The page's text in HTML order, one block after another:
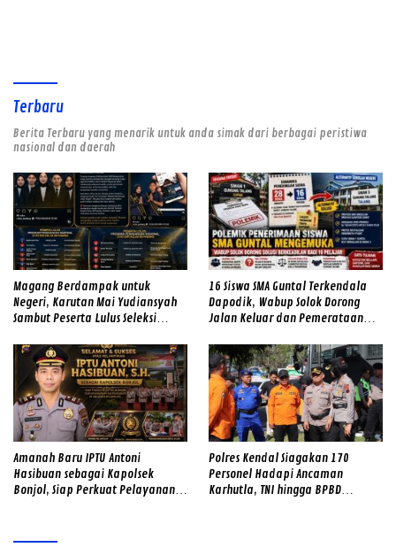
Terbaru
Berita Terbaru yang menarik untuk anda simak dari berbagai peristiwa
nasional dan daerah
Magang Berdampak untuk
Negeri, Karutan Mai Yudiansyah
Sambut Peserta Lulus Seleksi
Padang
16 Siswa SMA Guntal Terkendala
Dapodik, Wabup Solok Dorong
Jalan Keluar dan Pemerataan
Amanah Baru IPTU Antoni
Hasibuan sebagai Kapolsek
Bonjol, Siap Perkuat Pelayanan
Polres Kendal Siagakan 170
Personel Hadapi Ancaman
Karhutla, TNI hingga BPBD